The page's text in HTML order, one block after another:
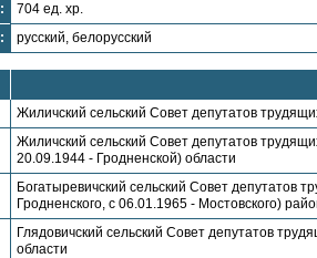
704 ед. хр.
русский, белорусский
Жиличский сельский Совет депутатов
Жиличский сельский Совет депутатов
20.09.1944 - Гродненской) области
Богатыревичский сельский Совет депутатов
Гродненского, с 06.01.1965 - Мостовского)
Глядовичский сельский Совет депутатов
области